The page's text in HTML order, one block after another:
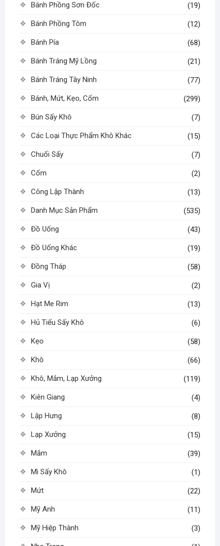
Bánh Phồng Sơn Đốc (19)
Bánh Phồng Tôm (12)
Bánh Pía (68)
Bánh Tráng Mỹ Lồng (21)
Bánh Tráng Tây Ninh (77)
Bánh, Mứt, Kẹo, Cốm (299)
Bún Sấy Khô (7)
Các Loại Thực Phẩm Khô Khác (15)
Chuối Sấy (7)
Cốm (2)
Công Lập Thành (13)
Danh Mục Sản Phẩm (535)
Đồ Uống (43)
Đồ Uống Khác (19)
Đồng Tháp (58)
Gia Vị (2)
Hạt Me Rim (13)
Hủ Tiếu Sấy Khô (6)
Kẹo (58)
Khô (66)
Khô, Mắm, Lạp Xưởng (119)
Kiên Giang (4)
Lập Hưng (8)
Lạp Xưởng (15)
Mắm (39)
Mì Sấy Khô (1)
Mứt (22)
Mỹ Anh (11)
Mỹ Hiệp Thành (3)